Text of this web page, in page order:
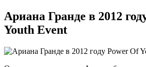
Ариана Гранде в 2012
Youth Event